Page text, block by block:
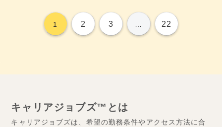
1 2 3 22
キャリアジョブズ™とは
キャリアジョブズは、希望の勤務条件やアクセス方法に合